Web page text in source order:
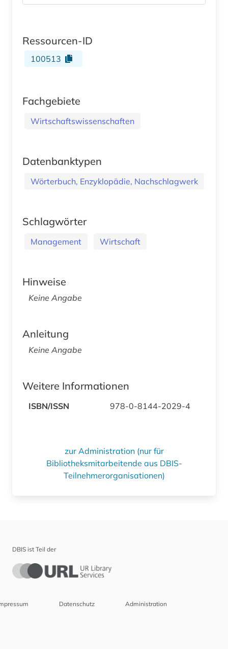
Ressourcen-ID
100513
Fachgebiete
Wirtschaftswissenschaften
Datenbanktypen
Wörterbuch, Enzyklopädie, Nachschlagwerk
Schlagwörter
Management Wirtschaft
Hinweise
Keine Angabe
Anleitung
Keine Angabe
Weitere Informationen
ISBN/ISSN 978-0-8144-2029-4
zur Administration (nur für
Bibliotheksmitarbeitende aus DBIS-
Teilnehmerorganisationen)
DBIS ist Teil der
Datenschutz Administration